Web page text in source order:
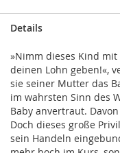
Details
»Nimm dieses Kind
deinen Lohn geben!«,
sie seiner Mutter das
im wahrsten Sinn des
Baby anvertraut.
Doch dieses große
sein Handeln